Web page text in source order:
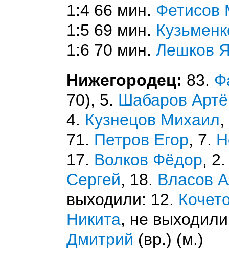
1:4 66 мин. Фетисов
1:5 69 мин.
1:6 70 мин. Лешков
Нижегородец: 83.
70), 5. Шабаров
4. Кузнецов Михаил
71. Петров Егор, 7.
17. Волков Фёдор,
Сергей, 18. Власов
выходили: 12.
Никита, не
Дмитрий (вр.) (м.)